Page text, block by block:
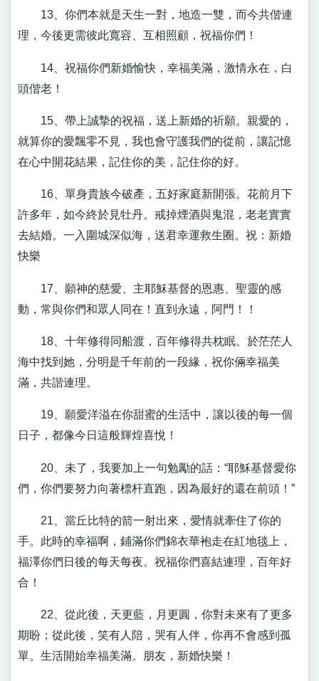
13、你們本就是天生一對，地造一雙，而今共偕連
理，今後更需彼此寬容、互相照顧，祝福你們！
14、祝福你們新婚愉快，幸福美滿，激情永在，白
頭偕老！
15、帶上誠摯的祝福，送上新婚的祈願。親愛的，
就算你的愛飄零不見，我也會守護我們的從前，讓記憶
在心中開花結果，記住你的美，記住你的好。
16、單身貴族今破產，五好家庭新開張。花前月下
許多年，如今終於見牡丹。戒掉煙酒與鬼混，老老實實
去結婚。一入圍城深似海，送君幸運救生圈。祝：新婚
快樂
17、願神的慈愛、主耶穌基督的恩惠、聖靈的感
動，常與你們和眾人同在！直到永遠，阿門！！
18、十年修得同船渡，百年修得共枕眠。於茫茫人
海中找到她，分明是千年前的一段緣，祝你倆幸福美
滿，共諧連理。
19、願愛洋溢在你甜蜜的生活中，讓以後的每一個
日子，都像今日這般輝煌喜悅！
20、未了，我要加上一句勉勵的話：“耶穌基督愛你
們，你們要努力向著標杆直跑，因為最好的還在前頭！”
21、當丘比特的箭一射出來，愛情就牽住了你的
手。此時的幸福啊，鋪滿你們錦衣華袍走在紅地毯上，
福澤你們日後的每天每夜。祝福你們喜結連理，百年好
合！
22、從此後，天更藍，月更圓，你對未來有了更多
期盼；從此後，笑有人陪，哭有人伴，你再不會感到孤
單。生活開始幸福美滿。朋友，新婚快樂！